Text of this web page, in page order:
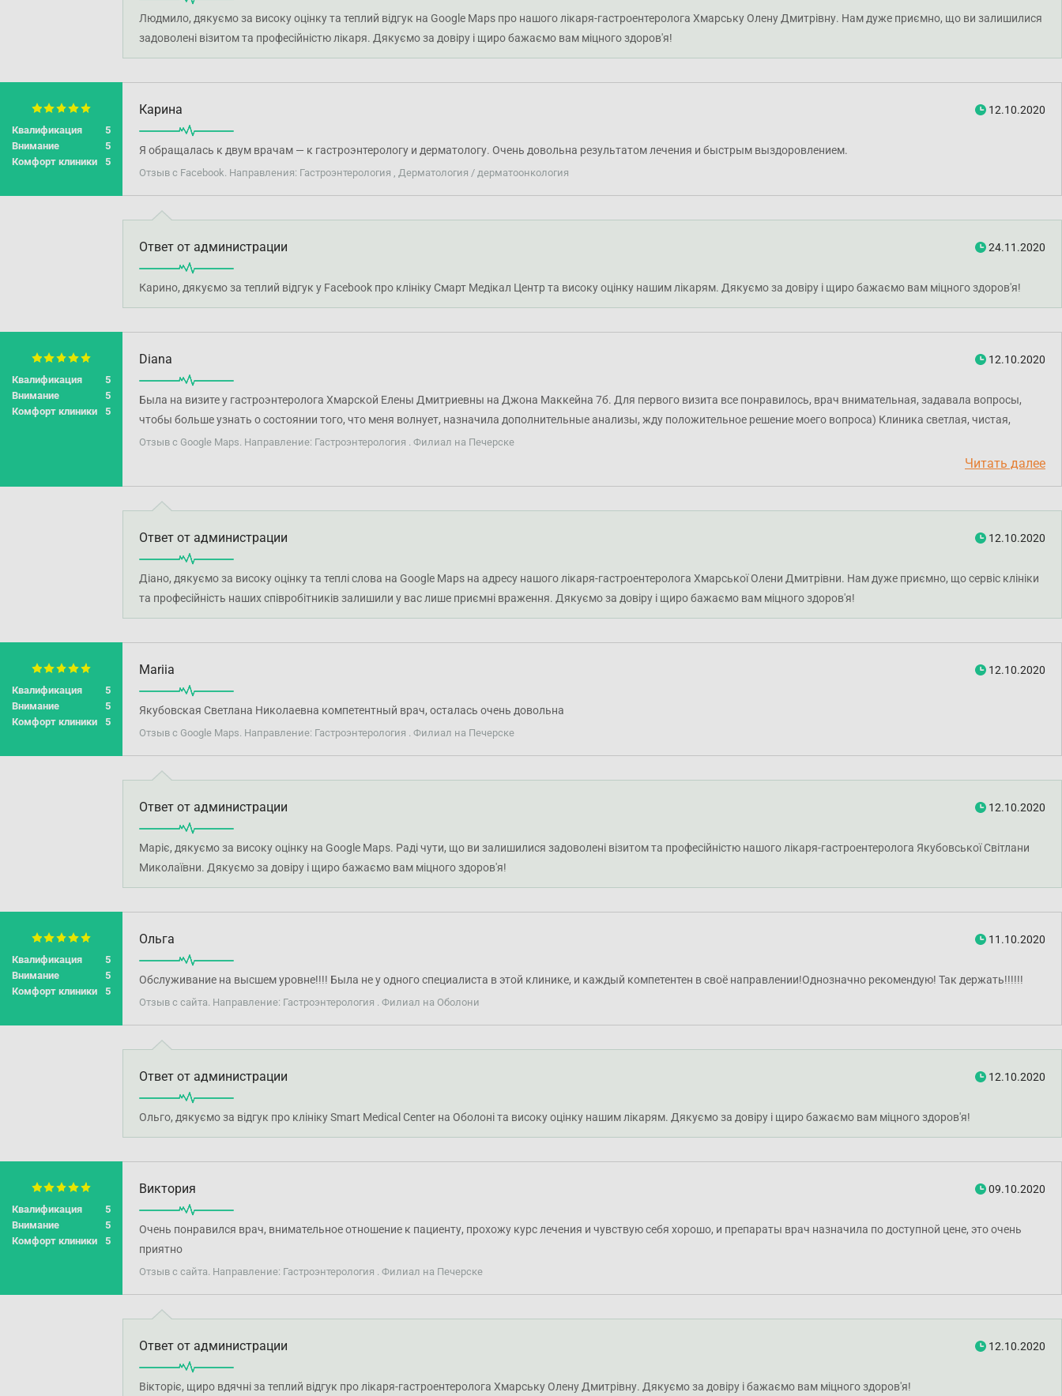
Людмило, дякуємо за високу оцінку та теплий відгук на Google Maps про нашого лікаря-гастроентеролога Хмарську Олену Дмитрівну. Нам дуже приємно, що ви залишилися
задоволені візитом та професійністю лікаря. Дякуємо за довіру і щиро бажаємо вам міцного здоров'я!
Квалификация
5
Внимание
5
Комфорт клиники
5
Карина 12.10.2020
Я обращалась к двум врачам — к гастроэнтерологу и дерматологу. Очень довольна результатом лечения и быстрым выздоровлением.
Отзыв с Facebook. Направления: Гастроэнтерология , Дерматология / дерматоонкология
Ответ от администрации 24.11.2020
Карино, дякуємо за теплий відгук у Facebook про клініку Смарт Медікал Центр та високу оцінку нашим лікарям. Дякуємо за довіру і щиро бажаємо вам міцного здоров'я!
Квалификация
5
Внимание
5
Комфорт клиники
5
Diana 12.10.2020
Была на визите у гастроэнтеролога Хмарской Елены Дмитриевны на Джона Маккейна 7б. Для первого визита все понравилось, врач внимательная, задавала вопросы,
чтобы больше узнать о состоянии того, что меня волнует, назначила дополнительные анализы, жду положительное решение моего вопроса) Клиника светлая, чистая,
персонал приветливый.
Отзыв с Google Maps. Направление: Гастроэнтерология . Филиал на Печерске
Читать далее
Ответ от администрации 12.10.2020
Діано, дякуємо за високу оцінку та теплі слова на Google Maps на адресу нашого лікаря-гастроентеролога Хмарської Олени Дмитрівни. Нам дуже приємно, що сервіс клініки
та професійність наших співробітників залишили у вас лише приємні враження. Дякуємо за довіру і щиро бажаємо вам міцного здоров'я!
Квалификация
5
Внимание
5
Комфорт клиники
5
Mariia 12.10.2020
Якубовская Светлана Николаевна компетентный врач, осталась очень довольна
Отзыв с Google Maps. Направление: Гастроэнтерология . Филиал на Печерске
Ответ от администрации 12.10.2020
Маріє, дякуємо за високу оцінку на Google Maps. Раді чути, що ви залишилися задоволені візитом та професійністю нашого лікаря-гастроентеролога Якубовської Світлани
Миколаївни. Дякуємо за довіру і щиро бажаємо вам міцного здоров'я!
Квалификация
5
Внимание
5
Комфорт клиники
5
Ольга 11.10.2020
Обслуживание на высшем уровне!!!! Была не у одного специалиста в этой клинике, и каждый компетентен в своё направлении!Однозначно рекомендую! Так держать!!!!!!
Отзыв с сайта. Направление: Гастроэнтерология . Филиал на Оболони
Ответ от администрации 12.10.2020
Ольго, дякуємо за відгук про клініку Smart Medical Center на Оболоні та високу оцінку нашим лікарям. Дякуємо за довіру і щиро бажаємо вам міцного здоров'я!
Квалификация
5
Внимание
5
Комфорт клиники
5
Виктория 09.10.2020
Очень понравился врач, внимательное отношение к пациенту, прохожу курс лечения и чувствую себя хорошо, и препараты врач назначила по доступной цене, это очень
приятно
Отзыв с сайта. Направление: Гастроэнтерология . Филиал на Печерске
Ответ от администрации 12.10.2020
Вікторіє, щиро вдячні за теплий відгук про лікаря-гастроентеролога Хмарську Олену Дмитрівну. Дякуємо за довіру і бажаємо вам міцного здоров'я!